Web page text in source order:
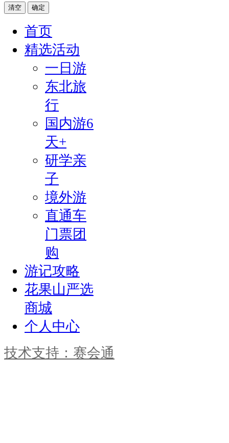
清空 确定
首页
精选活动
一日游
东北旅
行
国内游6
天+
研学亲
子
境外游
直通车
门票团
购
游记攻略
花果山严选
商城
个人中心
技术支持：赛会通